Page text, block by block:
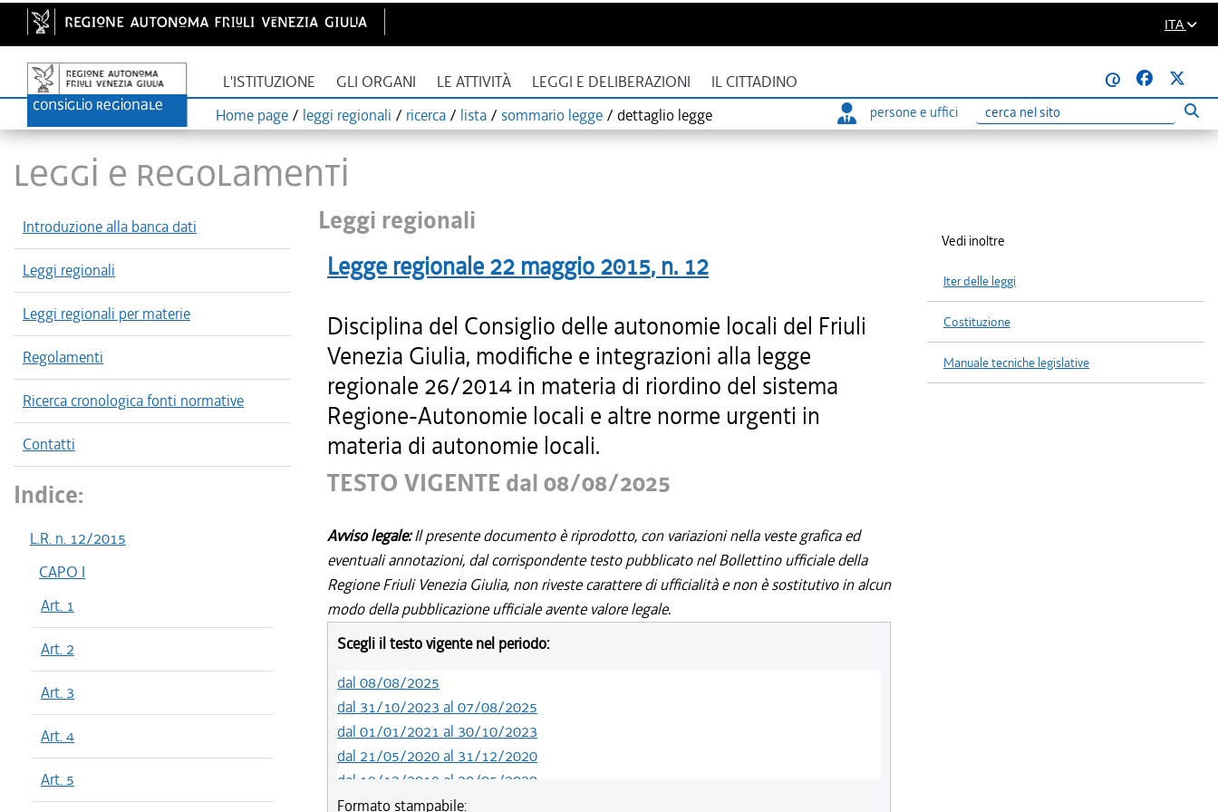
ITA
L'ISTITUZIONE GLI ORGANI LE ATTIVITÀ LEGGI E DELIBERAZIONI IL CITTADINO
@
Home page / leggi regionali / ricerca / lista / sommario legge / dettaglio legge persone e uffici
Ricerca
LEGGI E REGOLAMENTI
Introduzione alla banca dati
Leggi regionali
Leggi regionali per materie
Regolamenti
Ricerca cronologica fonti normative
Contatti
Indice:
L.R. n. 12/2015
CAPO I
Art. 1
Art. 2
Art. 3
Art. 4
Art. 5
Leggi regionali
Legge regionale 22 maggio 2015, n. 12
Disciplina del Consiglio delle autonomie locali del Friuli
Venezia Giulia, modifiche e integrazioni alla legge
regionale 26/2014 in materia di riordino del sistema
Regione-Autonomie locali e altre norme urgenti in
materia di autonomie locali.
TESTO VIGENTE dal 08/08/2025
Avviso legale:Il presente documento è riprodotto, con variazioni nella veste grafica ed
eventuali annotazioni, dal corrispondente testo pubblicato nel Bollettino ufficiale della
Regione Friuli Venezia Giulia, non riveste carattere di ufficialità e non è sostitutivo in alcun
modo della pubblicazione ufficiale avente valore legale.
Scegli il testo vigente nel periodo:
dal 08/08/2025
dal 31/10/2023 al 07/08/2025
dal 01/01/2021 al 30/10/2023
dal 21/05/2020 al 31/12/2020
dal 19/12/2019 al 20/05/2020
dal 11/07/2019 al 18/12/2019
Formato stampabile:
Vedi inoltre
Iter delle leggi
Costituzione
Manuale tecniche legislative